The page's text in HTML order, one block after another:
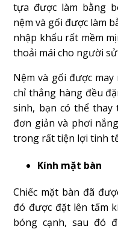
tựa được làm bằng
nệm và gối được làm
nhập khẩu rất mềm
thoải mái cho người
Nệm và gối được
chỉ thẳng hàng đều
sinh, bạn có thể thay
đơn giản và phơi
trong rất tiện lợi tinh
Kính mặt bàn
Chiếc mặt bàn đã
đó được đặt lên tấm
bóng cạnh, sau đó